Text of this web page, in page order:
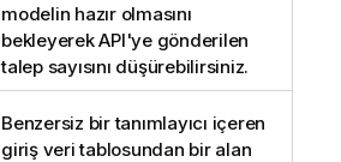
modelin hazır olmasını
bekleyerek API'ye gönderilen
talep sayısını düşürebilirsiniz.
Benzersiz bir tanımlayıcı içeren
giriş veri tablosundan bir alan